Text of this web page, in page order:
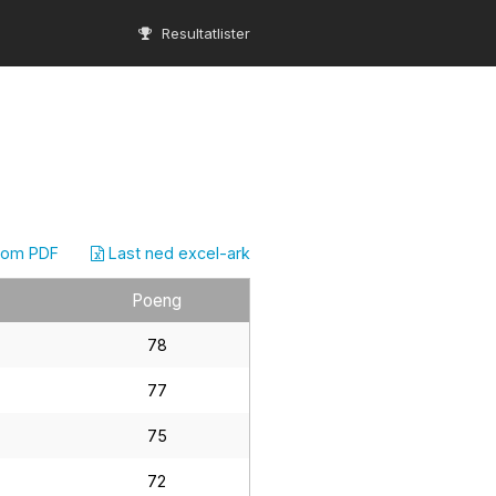
Resultatlister
Last ned excel-ark
PDF
Poeng
78
77
75
72